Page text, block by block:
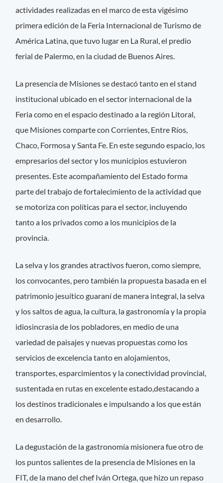
actividades realizadas en el marco de esta vigésimo
primera edición de la Feria Internacional de Turismo de
América Latina, que tuvo lugar en La Rural, el predio
ferial de Palermo, en la ciudad de Buenos Aires.
La presencia de Misiones se destacó tanto en el stand
institucional ubicado en el sector internacional de la
Feria como en el espacio destinado a la región Litoral,
que Misiones comparte con Corrientes, Entre Ríos,
Chaco, Formosa y Santa Fe. En este segundo espacio, los
empresarios del sector y los municipios estuvieron
presentes. Este acompañamiento del Estado forma
parte del trabajo de fortalecimiento de la actividad que
se motoriza con políticas para el sector, incluyendo
tanto a los privados como a los municipios de la
provincia.
La selva y los grandes atractivos fueron, como siempre,
los convocantes, pero también la propuesta basada en el
patrimonio jesuítico guaraní de manera integral, la selva
y los saltos de agua, la cultura, la gastronomía y la propia
idiosincrasia de los pobladores, en medio de una
variedad de paisajes y nuevas propuestas como los
servicios de excelencia tanto en alojamientos,
transportes, esparcimientos y la conectividad provincial,
sustentada en rutas en excelente estado,destacando a
los destinos tradicionales e impulsando a los que están
en desarrollo.
La degustación de la gastronomía misionera fue otro de
los puntos salientes de la presencia de Misiones en la
FIT, de la mano del chef Iván Ortega, que hizo un repaso